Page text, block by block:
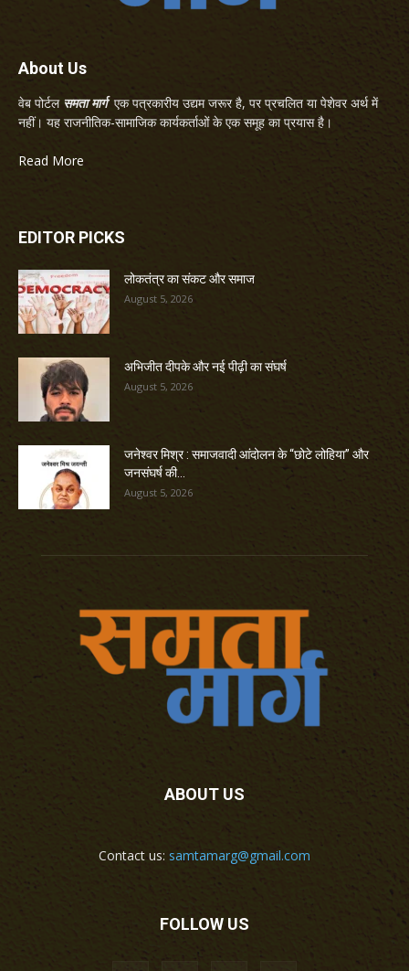
About Us
वेब पोर्टल समता मार्गएक पत्रकारीय उद्यम जरूर है, पर प्रचलित या पेशेवर अर्थ में
नहीं। यह राजनीतिक-सामाजिक कार्यकर्ताओं के एक समूह का प्रयास है।
Read More
EDITOR PICKS
लोकतंत्र का संकट और समाज
August 5, 2026
अभिजीत दीपके और नई पीढ़ी का संघर्ष
August 5, 2026
जनेश्वर मिश्र : समाजवादी आंदोलन के “छोटे लोहिया” और
जनसंघर्ष की...
August 5, 2026
ABOUT US
Contact us: samtamarg@gmail.com
FOLLOW US